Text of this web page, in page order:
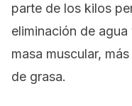
parte de los kilos
eliminación de
masa muscular,
de grasa.